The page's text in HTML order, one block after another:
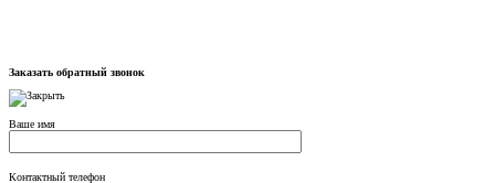
Заказать обратный звонок
Ваше имя
Контактный телефон